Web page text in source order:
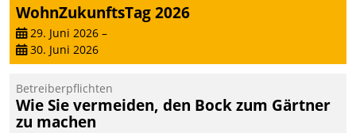
– und beschleunigt damit
den Weg vom
Mieteranliegen zum
WohnZukunftsTag 2026
29. Juni 2026 –
30. Juni 2026
Betreiberpflichten
Wie Sie vermeiden, den Bock zum Gärtner
zu machen